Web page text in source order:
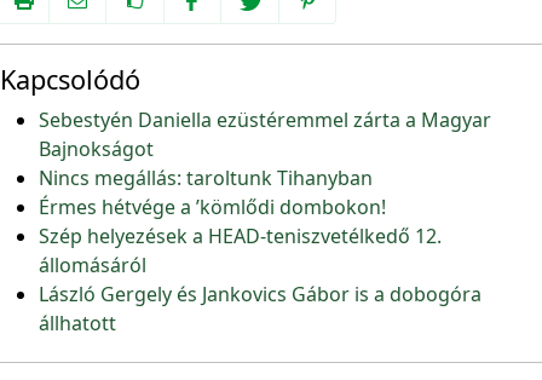
Kapcsolódó
Sebestyén Daniella ezüstéremmel zárta a Magyar
Bajnokságot
Nincs megállás: taroltunk Tihanyban
Érmes hétvége a ’kömlődi dombokon!
Szép helyezések a HEAD-teniszvetélkedő 12.
állomásáról
László Gergely és Jankovics Gábor is a dobogóra
állhatott